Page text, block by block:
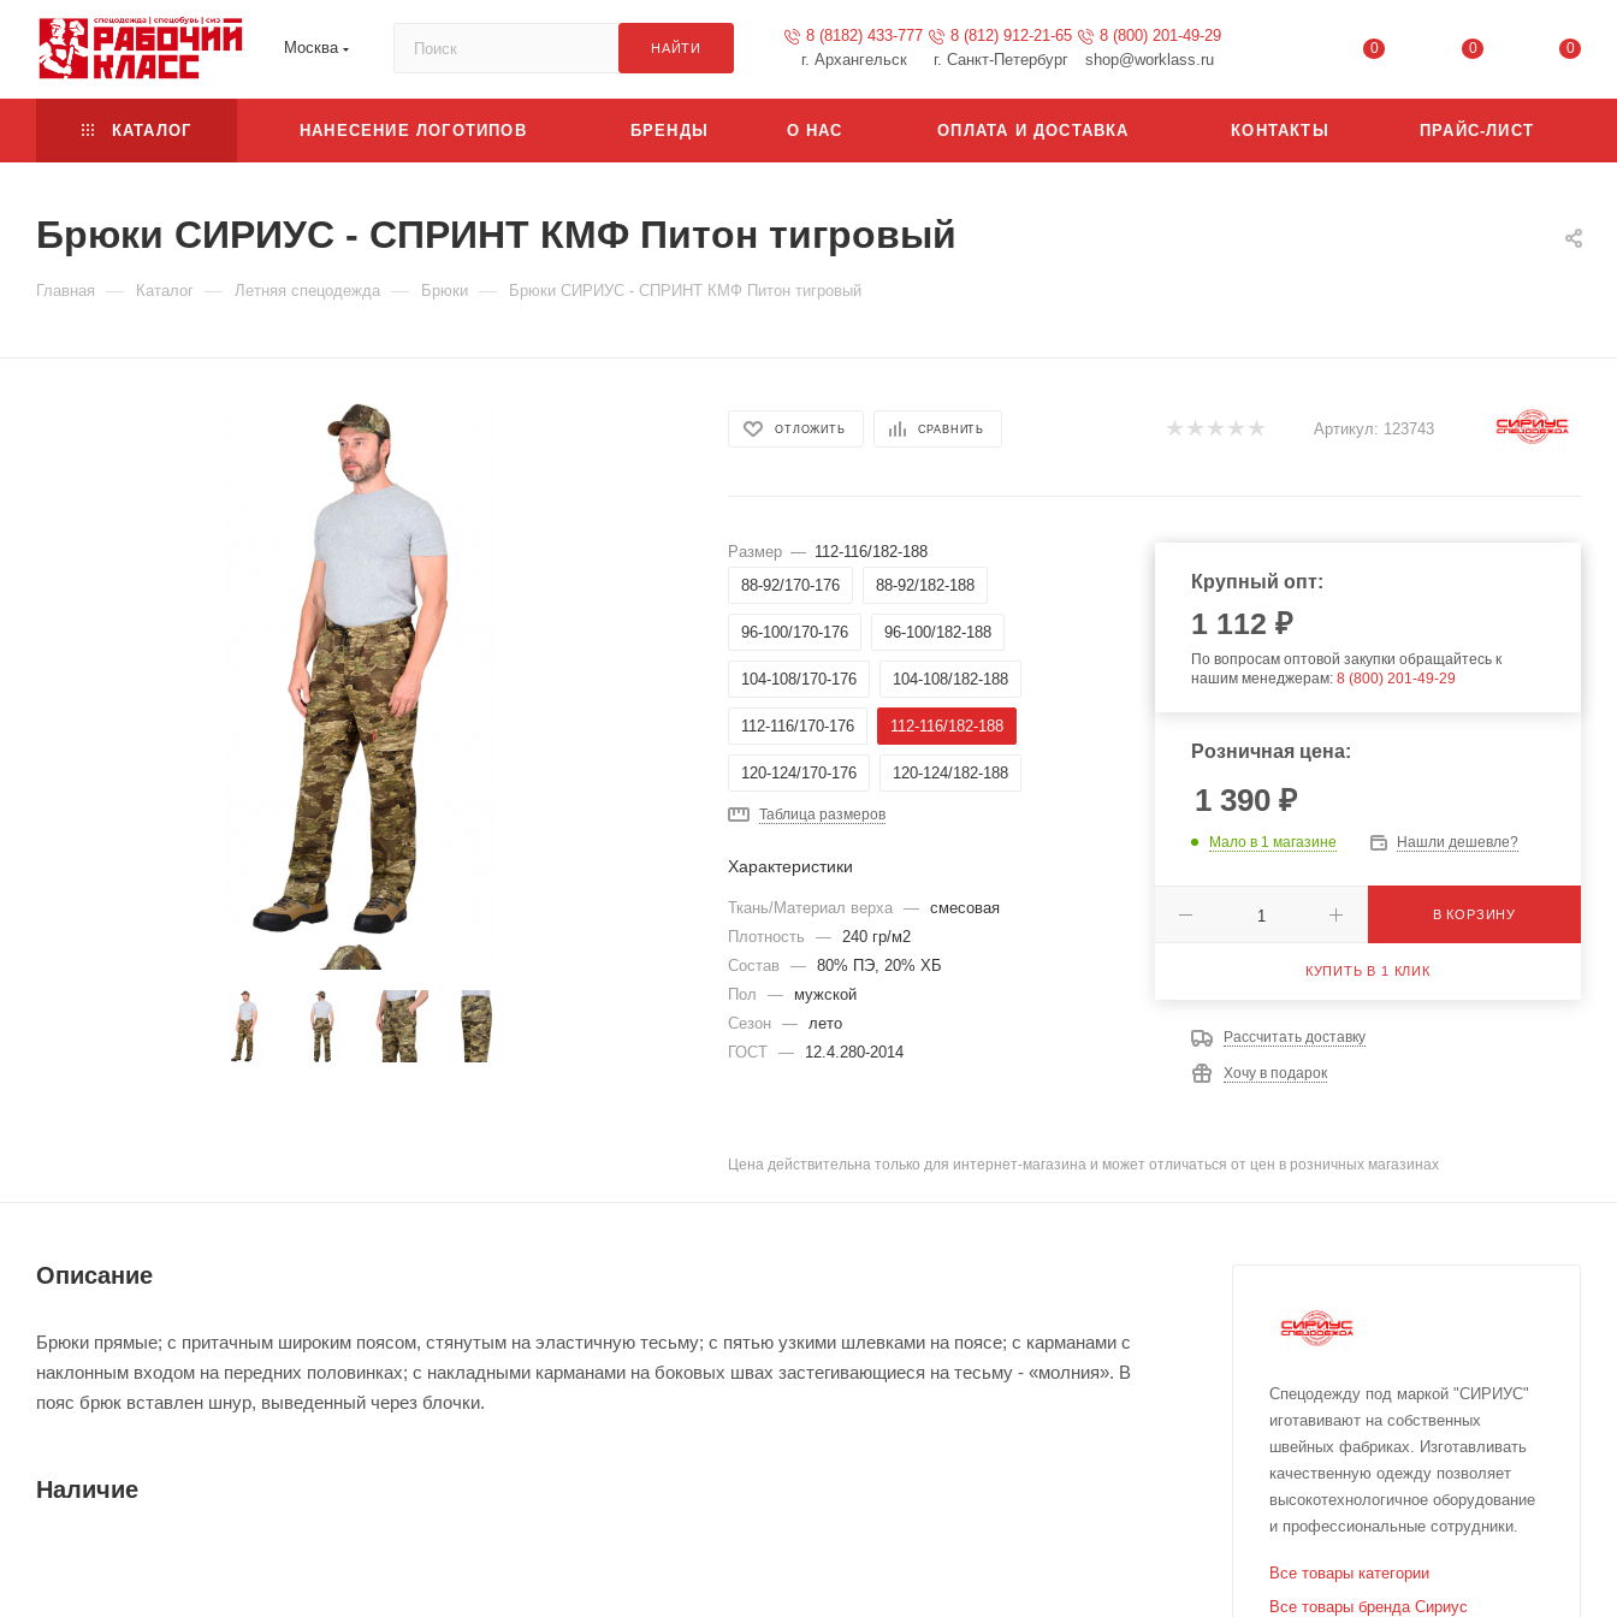
Москва НАЙТИ
8 (8182) 433-777
г. Архангельск
8 (812) 912-21-65
г. Санкт-Петербург
8 (800) 201-49-29
shop@worklass.ru
0 0 0
КАТАЛОГ НАНЕСЕНИЕ ЛОГОТИПОВ БРЕНДЫ О НАС ОПЛАТА И ДОСТАВКА КОНТАКТЫ ПРАЙС-ЛИСТ
Брюки СИРИУС - СПРИНТ КМФ Питон тигровый
Главная — Каталог — Летняя спецодежда — Брюки — Брюки СИРИУС - СПРИНТ КМФ Питон тигровый
ОТЛОЖИТЬ СРАВНИТЬ Артикул: 123743
Размер — 112-116/182-188
88-92/170-176
88-92/182-188
96-100/170-176 96-100/182-188
104-108/170-176 104-108/182-188
112-116/170-176 112-116/182-188
120-124/170-176 120-124/182-188
Таблица размеров
Характеристики
Ткань/Материал верха —
смесовая
Плотность
—
240 гр/м2
Состав
—
80% ПЭ, 20% ХБ
Пол
—
мужской
Сезон
—
лето
ГОСТ
— 12.4.280-2014
Крупный опт:
1 112 ₽
По вопросам оптовой закупки обращайтесь к
нашим менеджерам: 8 (800) 201-49-29
Розничная цена:
1 390₽
Мало в 1 магазине Нашли дешевле?
В КОРЗИНУ
КУПИТЬ В 1 КЛИК
Рассчитать доставку
Хочу в подарок
Цена действительна только для интернет-магазина и может отличаться от цен в розничных магазинах
Описание
Брюки прямые; с притачным широким поясом, стянутым на эластичную тесьму; с пятью узкими шлевками на поясе; с карманами с
наклонным входом на передних половинках; с накладными карманами на боковых швах застегивающиеся на тесьму - «молния». В
пояс брюк вставлен шнур, выведенный через блочки.
Наличие
Спецодежду под маркой "СИРИУС"
иготавивают на собственных
швейных фабриках. Изготавливать
качественную одежду позволяет
высокотехнологичное оборудование
и профессиональные сотрудники.
Все товары категории
Все товары бренда Сириус